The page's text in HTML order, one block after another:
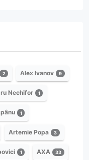
2 Alex Ivanov 9
Nechifor 1
1
Artemie Popa 3
1 AXA 33